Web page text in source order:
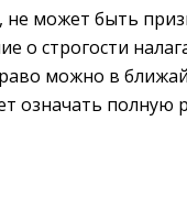
не может быть
о строгости
можно в
означать полную